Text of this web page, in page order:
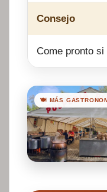
Consejo
Come pronto
🍽️ MÁS